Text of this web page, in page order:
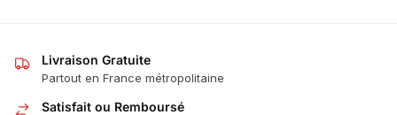
Livraison Gratuite
Partout en France métropolitaine
Satisfait ou Remboursé